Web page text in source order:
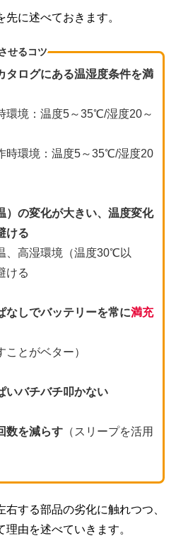
に述べておきます。
せるコツ
ログにある温湿度条件を満
環境：温度5～35℃/湿度20～
時環境：温度5～35℃/湿度20
の変化が大きい、温度変化
ける
、高湿環境（温度30℃以
ける
なしでバッテリーを常に満充
ことがベター）
バチバチ叩かない
数を減らす（スリープを活用
右する部品の劣化に触れつつ、
理由を述べていきます。